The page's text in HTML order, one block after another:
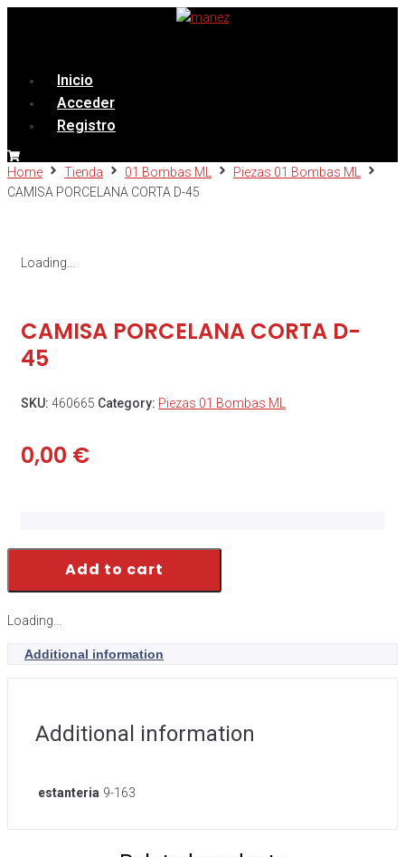
Inicio
Acceder
Registro
Home Tienda 01 Bombas ML
Piezas 01 Bombas ML
CAMISA PORCELANA CORTA D-45
Loading...
CAMISA PORCELANA CORTA D-
45
SKU: 460665 Category: Piezas 01 Bombas ML
0,00 €
Add to cart
Loading...
Additional information
Additional information
estanteria 9-163